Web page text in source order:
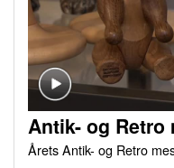
Antik- og Retro
Årets Antik- og Retro